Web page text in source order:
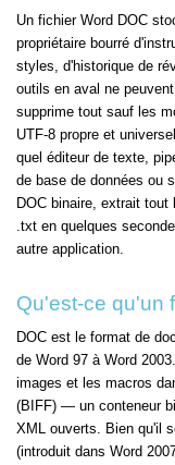
Un fichier Word DOC
propriétaire bourré
styles, d'historique de
outils en aval ne
supprime tout sauf les
UTF-8 propre et
quel éditeur de texte,
de base de données ou
DOC binaire, extrait
.txt en quelques
autre application.
Qu'est-ce qu'un
DOC est le format de
de Word 97 à Word
images et les macros
(BIFF) — un conteneur
XML ouverts. Bien qu'il
(introduit dans Word